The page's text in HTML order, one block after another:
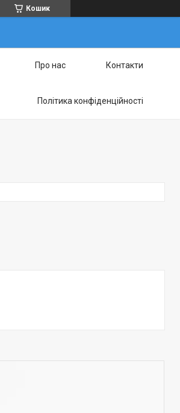
Кошик
Про нас Контакти
Політика конфіденційності